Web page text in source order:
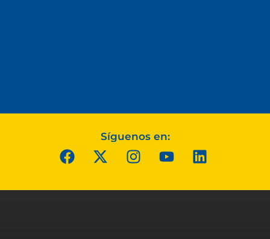
Síguenos en: